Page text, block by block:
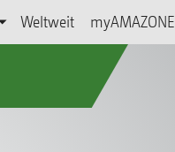
Weltweit myAMAZONE